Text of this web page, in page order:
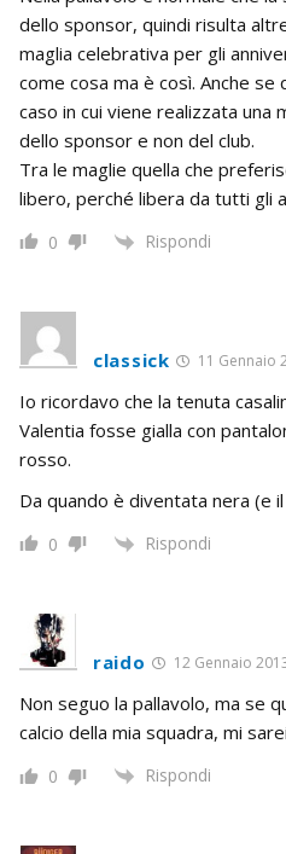
dello sponsor, quindi risulta
maglia celebrativa per gli
come cosa ma è così. Anche
caso in cui viene realizzata una
dello sponsor e non del club.
Tra le maglie quella che
libero, perché libera da tutti gli
0 Rispondi
classick 11 Gennaio
Io ricordavo che la tenuta
Valentia fosse gialla con
rosso.
Da quando è diventata nera (e
0 Rispondi
raido 12 Gennaio
Non seguo la pallavolo, ma se
calcio della mia squadra, mi
0 Rispondi